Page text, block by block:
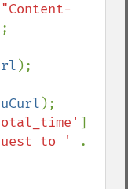
"Content-
);
);
]
to '